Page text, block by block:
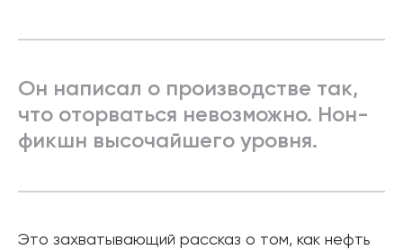
Он написал о производстве так,
что оторваться невозможно. Нон-
фикшн высочайшего уровня.
Это захватывающий рассказ о том, как нефть